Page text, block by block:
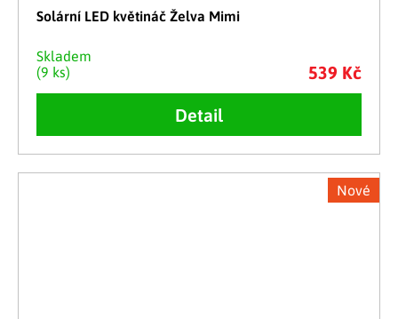
Solární LED květináč Želva Mimi
Skladem
(9 ks)
539 Kč
Detail
Nové